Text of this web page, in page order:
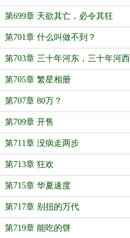
第699章 天欲其亡，必令其狂
第701章 什么叫做不到？
第703章 三十年河东，三十年河西
第705章 繁星相册
第707章 80万？
第709章 开售
第711章 没病走两步
第713章 狂欢
第715章 华夏速度
第717章 别扭的万代
第719章 能吃的饼